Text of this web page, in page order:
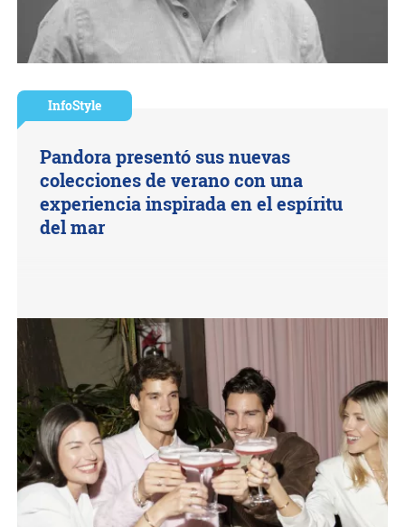
InfoStyle
Pandora presentó sus nuevas
colecciones de verano con una
experiencia inspirada en el espíritu
del mar